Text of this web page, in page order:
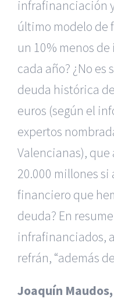
infrafinanciación
último modelo de
un 10% menos
cada año? ¿No
deuda histórica
euros (según el
expertos
Valencianas),
20.000 millones
financiero que
deuda? En
infrafinanciados,
refrán, “además
Joaquín Maudos,